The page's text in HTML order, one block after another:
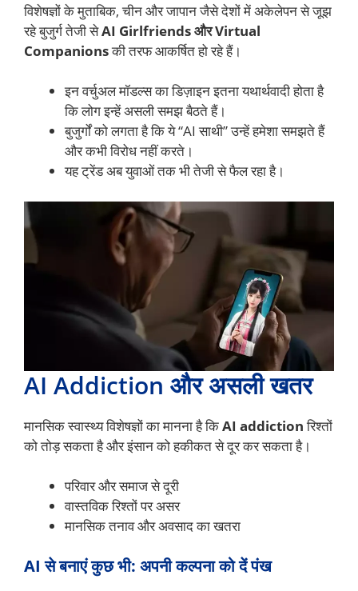
विशेषज्ञों के मुताबिक, चीन और जापान जैसे देशों में अकेलेपन से जूझ
रहे बुजुर्ग तेजी सेAI Girlfriends और Virtual
Companionsकी तरफ आकर्षित हो रहे हैं।
इन वर्चुअल मॉडल्स का डिज़ाइन इतना यथार्थवादी होता है
कि लोग इन्हें असली समझ बैठते हैं।
बुजुर्गों को लगता है कि ये “AI साथी” उन्हें हमेशा समझते हैं
और कभी विरोध नहीं करते।
यह ट्रेंड अब युवाओं तक भी तेजी से फैल रहा है।
AI Addiction और असली खतर
मानसिक स्वास्थ्य विशेषज्ञों का मानना है किAI addictionरिश्तों
को तोड़ सकता है और इंसान को हकीकत से दूर कर सकता है।
परिवार और समाज से दूरी
वास्तविक रिश्तों पर असर
मानसिक तनाव और अवसाद का खतरा
AI से बनाएं कुछ भी: अपनी कल्पना को दें पंख